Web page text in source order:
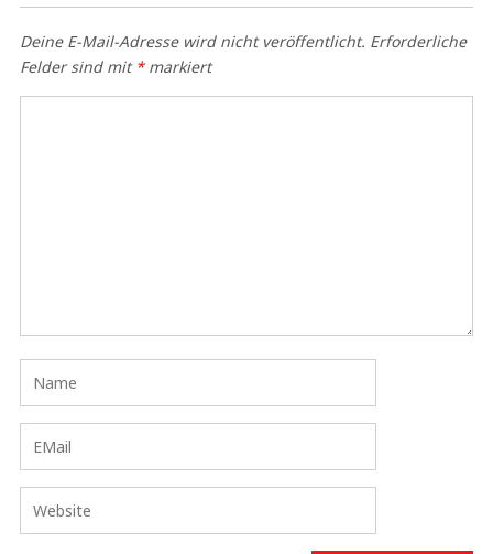
Deine E-Mail-Adresse wird nicht veröffentlicht. Erforderliche
Felder sind mit *markiert